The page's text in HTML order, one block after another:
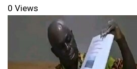
0 Views